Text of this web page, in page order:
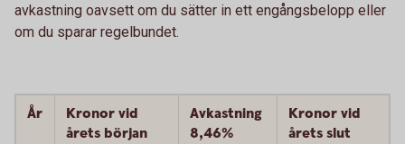
avkastning oavsett om du sätter in ett engångs­belopp eller
om du sparar regelbundet.
År
Kronor vid
årets början
Avkastning
8,46%
Kronor vid
årets slut